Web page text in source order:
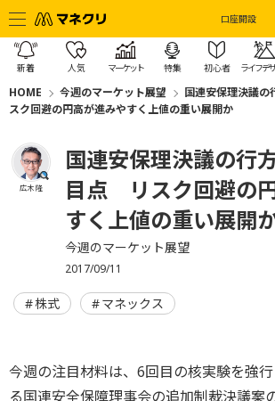
口座開設
新着 人気 マーケット 特集 初心者 ライフデ
HOME 今週のマーケット展望
国連安保理決議
スク回避の円高が進みやすく上値の重い展開か
広木 隆
国連安保理決議の行
目点 リスク回避の
すく上値の重い展開
今週のマーケット展望
2017/09/11
株式 マネックス
今週の注目材料は、6回目の核実験を強
る国連安全保障理事会の追加制裁決議案